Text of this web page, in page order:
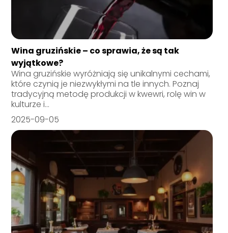
Wina gruzińskie – co sprawia, że są tak
wyjątkowe?
Wina gruzińskie wyróżniają się unikalnymi cechami,
które czynią je niezwykłymi na tle innych. Poznaj
tradycyjną metodę produkcji w kwewri, rolę win w
kulturze i...
2025-09-05